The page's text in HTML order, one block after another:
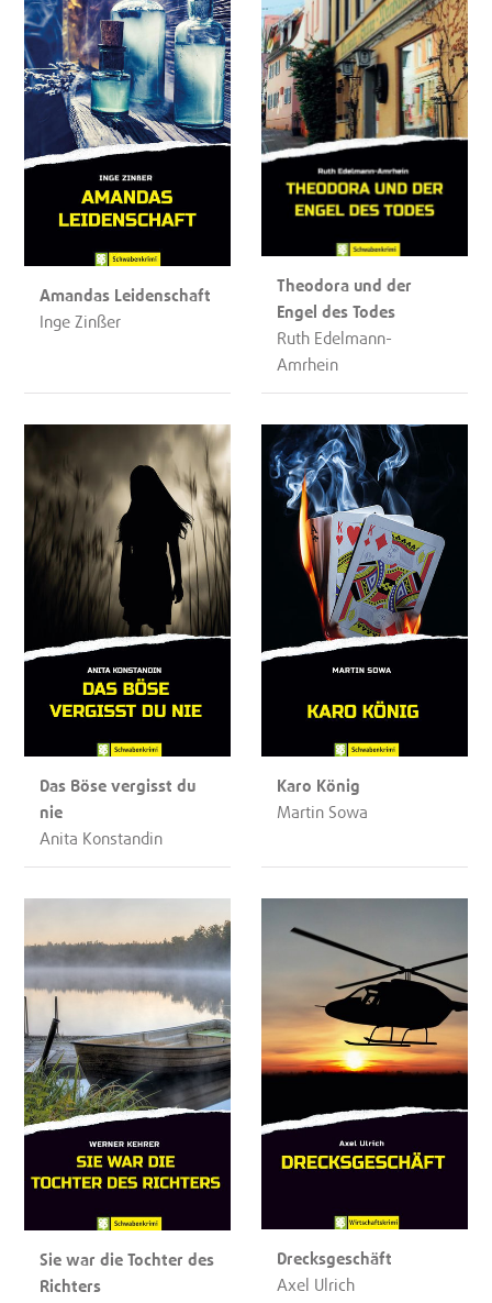
Amandas Leidenschaft
Inge Zinßer
Theodora und der
Engel des Todes
Ruth Edelmann-
Amrhein
Das Böse vergisst du
nie
Anita Konstandin
Karo König
Martin Sowa
Sie war die Tochter des
Richters
Drecksgeschäft
Axel Ulrich